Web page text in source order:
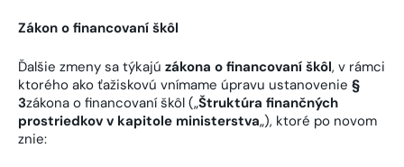
Zákon o financovaní škôl
Ďalšie zmeny sa týkajú zákona o financovaní škôl, v rámci
ktorého ako ťažiskovú vnímame úpravu ustanovenie §
3zákona o financovaní škôl („Štruktúra finančných
prostriedkov v kapitole ministerstva„), ktoré po novom
znie: